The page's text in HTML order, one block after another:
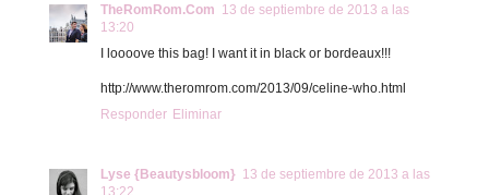
TheRomRom.Com 13 de septiembre de 2013 a las
13:20
I loooove this bag! I want it in black or bordeaux!!!
http://www.theromrom.com/2013/09/celine-who.html
Responder Eliminar
Lyse {Beautysbloom} 13 de septiembre de 2013 a las
13:22